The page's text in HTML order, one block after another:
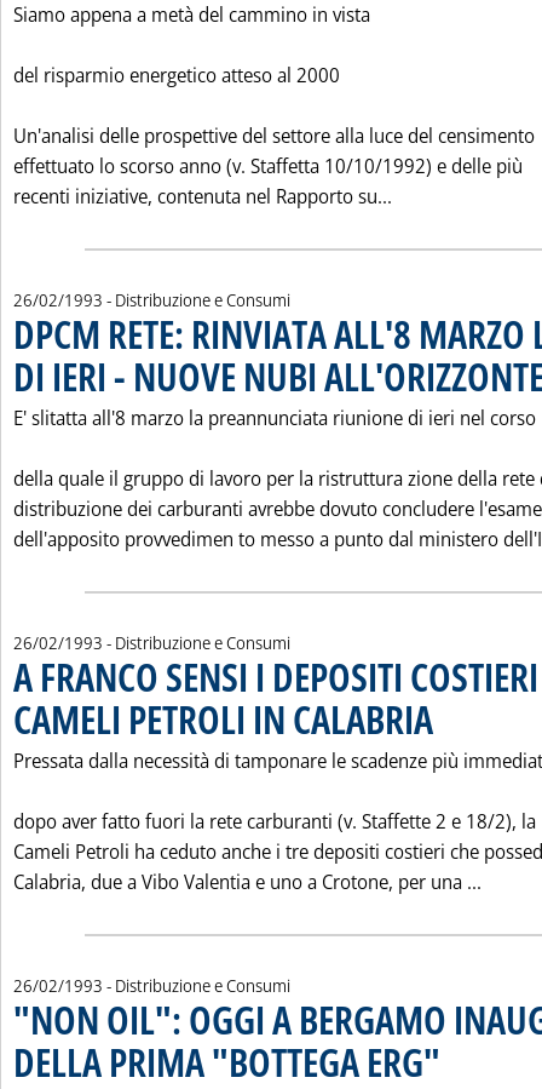
Siamo appena a metà del cammino in vista
del risparmio energetico atteso al 2000
Un'analisi delle prospettive del settore alla luce del censimento
effettuato lo scorso anno (v. Staffetta 10/10/1992) e delle più
recenti iniziative, contenuta nel Rapporto su...
26/02/1993 - Distribuzione e Consumi
DPCM RETE: RINVIATA ALL'8 MARZO
DI IERI - NUOVE NUBI
E' slitatta all'8 marzo la preannunciata riunione di ieri nel corso
della quale il gruppo di lavoro per la ristruttura zione della rete
distribuzione dei carburanti avrebbe dovuto concludere l'esame
dell'apposito provvedimen to messo a punto dal ministero
26/02/1993 - Distribuzione e Consumi
A FRANCO SENSI I DEPOSITI
CAMELI PETROLI IN CALABRIA
Pressata dalla necessità di tamponare le scadenze più
dopo aver fatto fuori la rete carburanti (v. Staffette 2 e 18/2), la
Cameli Petroli ha ceduto anche i tre depositi costieri che
Calabria, due a Vibo Valentia e uno a Crotone, per una ...
26/02/1993 - Distribuzione e Consumi
"NON OIL": OGGI A BERGAMO
DELLA PRIMA "BOTTEGA ERG"